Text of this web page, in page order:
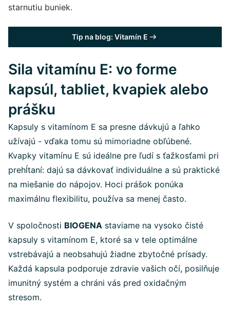
starnutiu buniek.
Tip na blog: Vitamín E
Sila vitamínu E: vo forme
kapsúl, tabliet, kvapiek alebo
prášku
Kapsuly s vitamínom E sa presne dávkujú a ľahko
užívajú - vďaka tomu sú mimoriadne obľúbené.
Kvapky vitamínu E sú ideálne pre ľudí s ťažkosťami pri
prehĺtaní: dajú sa dávkovať individuálne a sú praktické
na miešanie do nápojov. Hoci prášok ponúka
maximálnu flexibilitu, používa sa menej často.
V spoločnosti BIOGENA staviame na vysoko čisté
kapsuly s vitamínom E, ktoré sa v tele optimálne
vstrebávajú a neobsahujú žiadne zbytočné prísady.
Každá kapsula podporuje zdravie vašich očí, posilňuje
imunitný systém a chráni vás pred oxidačným
stresom.